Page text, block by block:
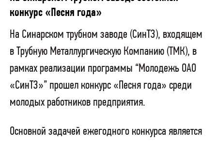
конкурс «Песня года»
На Синарском трубном заводе (СинТЗ), входящем
в Трубную Металлургическую Компанию (ТМК), в
рамках реализации программы “Молодежь ОАО
«СинТЗ»” прошел конкурс «Песня года» среди
молодых работников предприятия.
Основной задачей ежегодного конкурса является